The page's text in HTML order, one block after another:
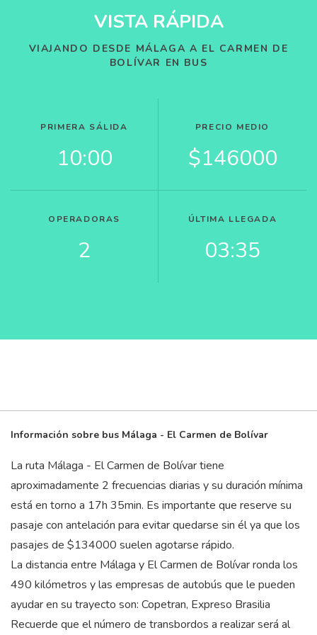
VISTA RÁPIDA
VIAJANDO DESDE MÁLAGA A EL CARMEN DE
BOLÍVAR EN BUS
PRIMERA SÁLIDA
10:00
PRECIO MEDIO
$146000
OPERADORAS
2
ÚLTIMA LLEGADA
03:35
Información sobre bus Málaga - El Carmen de Bolívar
La ruta Málaga - El Carmen de Bolívar tiene
aproximadamente 2 frecuencias diarias y su duración mínima
está en torno a 17h 35min. Es importante que reserve su
pasaje con antelación para evitar quedarse sin él ya que los
pasajes de $134000 suelen agotarse rápido.
La distancia entre Málaga y El Carmen de Bolívar ronda los
490 kilómetros y las empresas de autobús que le pueden
ayudar en su trayecto son: Copetran, Expreso Brasilia
Recuerde que el número de transbordos a realizar será al